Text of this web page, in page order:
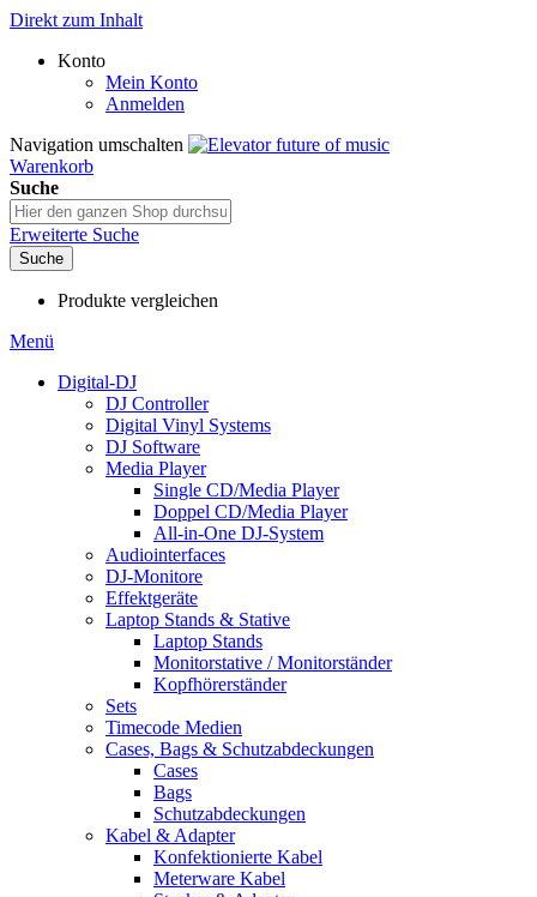
Direkt zum Inhalt
Konto
Mein Konto
Anmelden
Navigation umschalten
Warenkorb
Suche
Erweiterte Suche
Suche
Produkte vergleichen
Menü
Digital-DJ
DJ Controller
Digital Vinyl Systems
DJ Software
Media Player
Single CD/Media Player
Doppel CD/Media Player
All-in-One DJ-System
Audiointerfaces
DJ-Monitore
Effektgeräte
Laptop Stands & Stative
Laptop Stands
Monitorstative / Monitorständer
Kopfhörerständer
Sets
Timecode Medien
Cases, Bags & Schutzabdeckungen
Cases
Bags
Schutzabdeckungen
Kabel & Adapter
Konfektionierte Kabel
Meterware Kabel